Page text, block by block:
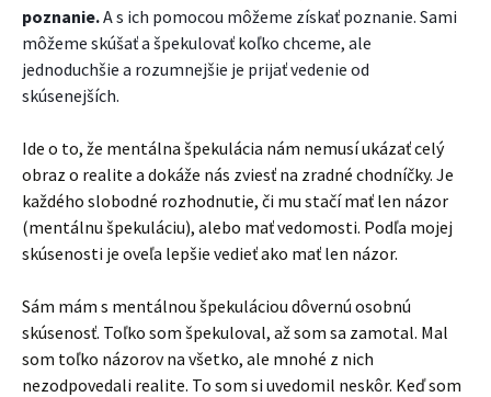
poznanie.A s ich pomocou môžeme získať poznanie. Sami
môžeme skúšať a špekulovať koľko chceme, ale
jednoduchšie a rozumnejšie je prijať vedenie od
skúsenejších.
Ide o to, že mentálna špekulácia nám nemusí ukázať celý
obraz o realite a dokáže nás zviesť na zradné chodníčky. Je
každého slobodné rozhodnutie, či mu stačí mať len názor
(mentálnu špekuláciu), alebo mať vedomosti. Podľa mojej
skúsenosti je oveľa lepšie vedieť ako mať len názor.
Sám mám s mentálnou špekuláciou dôvernú osobnú
skúsenosť. Toľko som špekuloval, až som sa zamotal. Mal
som toľko názorov na všetko, ale mnohé z nich
nezodpovedali realite. To som si uvedomil neskôr. Keď som